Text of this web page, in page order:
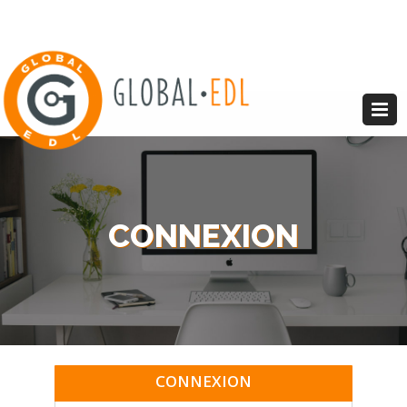
CONNEXION
CONNEXION